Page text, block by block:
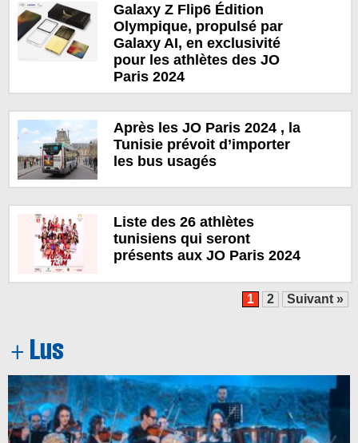
Galaxy Z Flip6 Édition
Olympique, propulsé par
Galaxy AI, en exclusivité
pour les athlètes des JO
Paris 2024
Après les JO Paris 2024 , la
Tunisie prévoit d’importer
les bus usagés
Liste des 26 athlètes
tunisiens qui seront
présents aux JO Paris 2024
1 2 Suivant »